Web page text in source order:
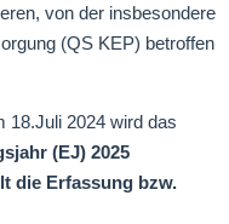
von der insbesondere
(QS KEP) betroffen
18.Juli 2024 wird das
(EJ) 2025
die Erfassung bzw.